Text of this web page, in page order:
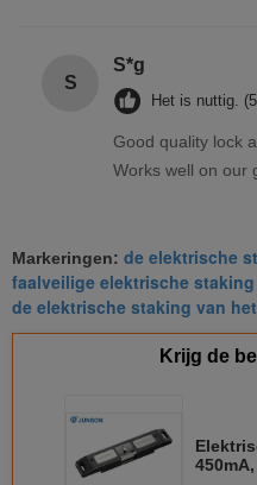
S
S*g
Het is nuttig.
Good quality lock
Works well on our
Markeringen: de elektrische
faalveilige elektrische staking
de elektrische staking van
Krijg de